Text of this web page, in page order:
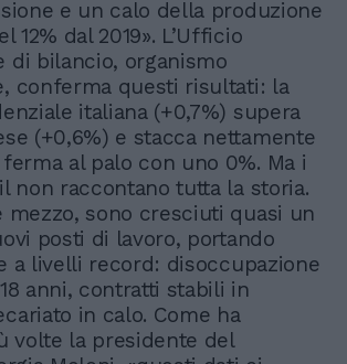
e un calo della produzione
12% dal 2019». L’Ufficio
di bilancio, organismo
conferma questi risultati: la
italiana (+0,7%) supera
(+0,6%) e stacca nettamente
al palo con uno 0%. Ma i
non raccontano tutta la storia.
mezzo, sono cresciuti quasi un
posti di lavoro, portando
a livelli record: disoccupazione
anni, contratti stabili in
in calo. Come ha
volte la presidente del